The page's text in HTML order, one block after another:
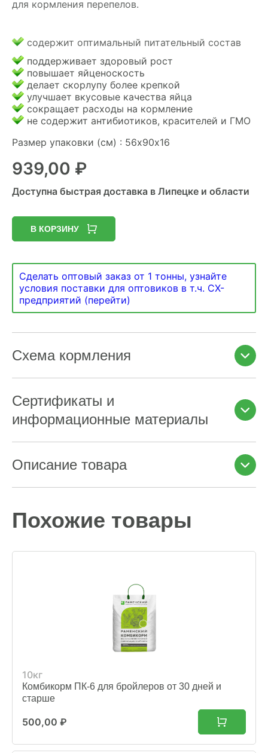
для кормления перепелов.
содержит оптимальный питательный состав
поддерживает здоровый рост
повышает яйценоскость
делает скорлупу более крепкой
улучшает вкусовые качества яйца
сокращает расходы на кормление
не содержит антибиотиков, красителей и ГМО
Размер упаковки (см) : 56х90х16
939,00 ₽
Доступна быстрая доставка в Липецке и области
В КОРЗИНУ
Сделать оптовый заказ от 1 тонны, узнайте
условия поставки для оптовиков в т.ч. СХ-
предприятий (перейти)
Схема кормления
Сертификаты и
информационные материалы
Описание товара
Похожие товары
10кг
Комбикорм ПК-6 для бройлеров от 30 дней и
старше
500,00 ₽
КАЛЬКУЛЯТОР КОМБИКОРМА